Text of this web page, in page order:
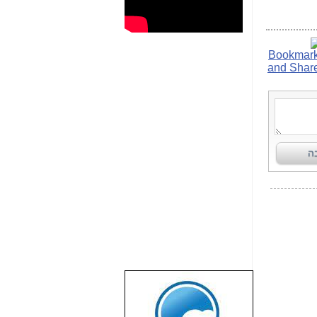
שבוע טוב לכל
הגולשים באשר